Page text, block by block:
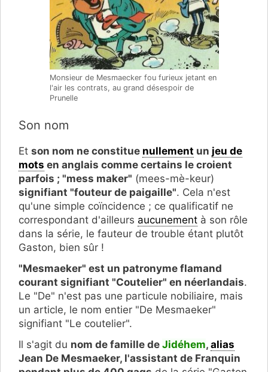
Monsieur de Mesmaecker fou furieux jetant en
l'air les contrats, au grand désespoir de
Prunelle
Son nom
Et son nom ne constitue nullement un jeu de
mots en anglais comme certains le croient
parfois ; "mess maker" (mees-mè-keur)
signifiant "fouteur de paigaille". Cela n'est
qu'une simple coïncidence ; ce qualificatif ne
correspondant d'ailleurs aucunement à son rôle
dans la série, le fauteur de trouble étant plutôt
Gaston, bien sûr !
"Mesmaeker" est un patronyme flamand
courant signifiant "Coutelier" en néerlandais.
Le "De" n'est pas une particule nobiliaire, mais
un article, le nom entier "De Mesmaeker"
signifiant "Le coutelier".
Il s'agit du nom de famille de Jidéhem, alias
Jean De Mesmaeker, l'assistant de Franquin